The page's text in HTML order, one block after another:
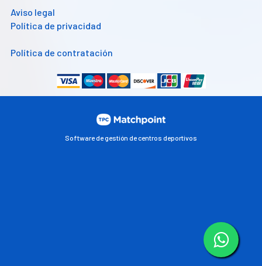
Aviso legal
Política de privacidad
Política de contratación
Software de gestión de centros deportivos
combinarla con otra información que les haya proporcionado
o que hayan recopilado a partir del uso que haya hecho de sus